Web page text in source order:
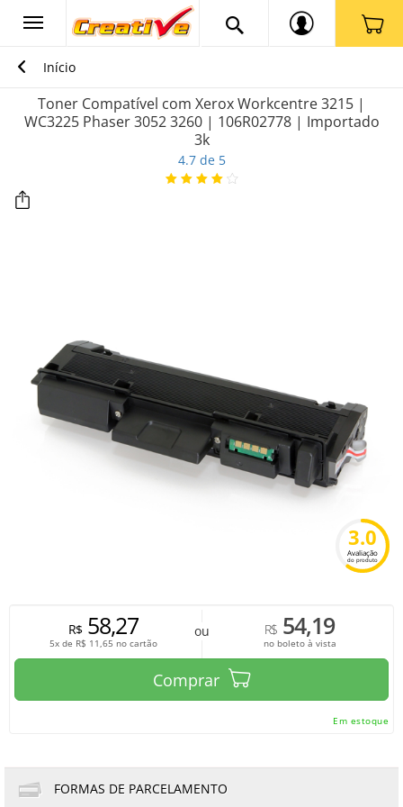
Início
Toner Compatível com Xerox Workcentre 3215 |
WC3225 Phaser 3052 3260 | 106R02778 | Importado
3k
4.7 de 5
3.0
Avaliação
do produto
R$58,27
5x de R$ 11,65 no cartão
ou R$54,19
no boleto à vista
Comprar
Em estoque
FORMAS DE PARCELAMENTO